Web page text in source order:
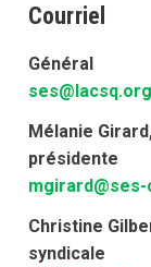
Courriel
Général
ses@lacsq.org
Mélanie
présidente
mgirard@ses-
Christine
syndicale